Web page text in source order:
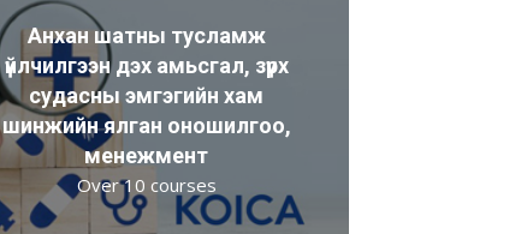
Анхан шатны тусламж
үйлчилгээн дэх амьсгал, зүрх
судасны эмгэгийн хам
шинжийн ялган оношилгоо,
менежмент
Over 10 courses